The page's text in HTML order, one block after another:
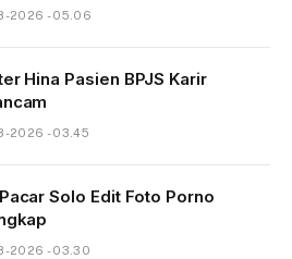
2026 - 05.06
Hina Pasien BPJS Karir
2026 - 03.45
Solo Edit Foto Porno
2026 - 03.30